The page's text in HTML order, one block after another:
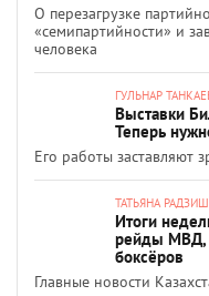
О перезагрузке
«семипартийности» и
человека
ГУЛЬНАР
Выставки
Теперь
Его работы заставляют
ТАТЬЯНА
Итоги
рейды МВД,
боксёров
Главные новости